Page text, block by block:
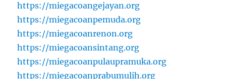
https://miegacoangejayan.org
https://miegacoanpemuda.org
https://miegacoanrenon.org
https://miegacoansintang.org
https://miegacoanpulaupramuka.org
https://miegacoanprabumulih.org